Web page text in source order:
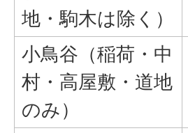
地・駒木は除く）
小鳥谷（稲荷・中
村・高屋敷・道地
のみ）